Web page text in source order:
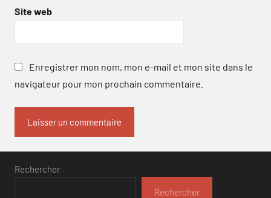
Site web
Enregistrer mon nom, mon e-mail et mon site dans le
navigateur pour mon prochain commentaire.
Rechercher
Rechercher